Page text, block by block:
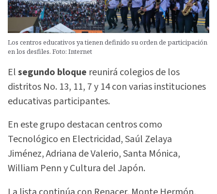
Los centros educativos ya tienen definido su orden de participación
en los desfiles. Foto: Internet
Elsegundo bloque reunirá colegios de los
distritos No. 13, 11, 7 y 14 con varias instituciones
educativas participantes.
En este grupo destacan centros como
Tecnológico en Electricidad, Saúl Zelaya
Jiménez, Adriana de Valerio, Santa Mónica,
William Penn y Cultura del Japón.